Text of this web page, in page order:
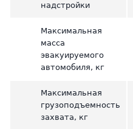
надстройки
Максимальная
масса
эвакуируемого
автомобиля, кг
Максимальная
грузоподъемность
захвата, кг